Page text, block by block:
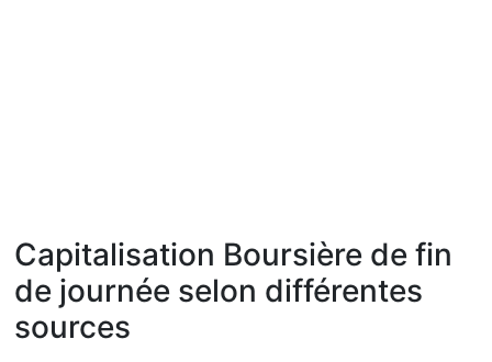
Capitalisation Boursière de fin
de journée selon différentes
sources